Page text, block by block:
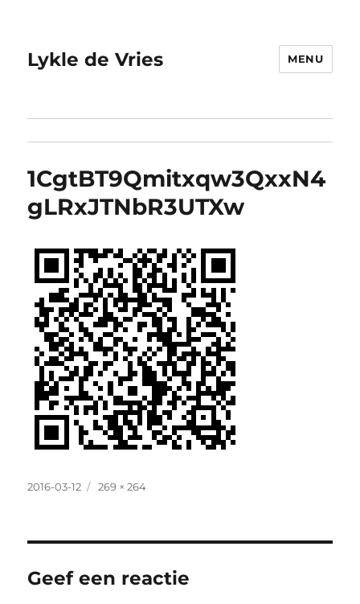
Lykle de Vries MENU
1CgtBT9Qmitxqw3QxxN4
gLRxJTNbR3UTXw
Posted
2016-03-12
Full
269 × 264
Geef een reactie